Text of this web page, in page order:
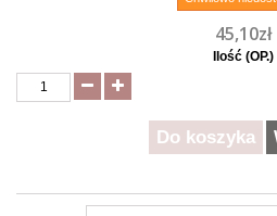
45,10zł
Ilość (OP.)
Do koszyka